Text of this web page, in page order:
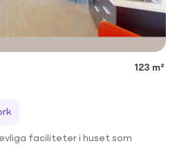
123 m²
faciliteter i huset som